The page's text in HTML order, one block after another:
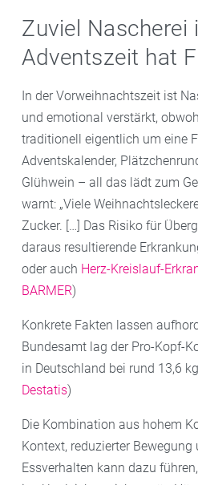
Zuviel Nascherei
Adventszeit hat
In der Vorweihnachtszeit ist
und emotional verstärkt,
traditionell eigentlich um eine
Adventskalender,
Glühwein – all das lädt zum
warnt: „Viele
Zucker. […] Das Risiko für
daraus resultierende
oder auch Herz-Kreislauf-
BARMER)
Konkrete Fakten lassen
Bundesamt lag der Pro-Kopf-
in Deutschland bei rund 13,6
Destatis)
Die Kombination aus hohem
Kontext, reduzierter Bewegung
Essverhalten kann dazu